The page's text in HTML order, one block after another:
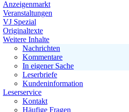
Anzeigenmarkt
Veranstaltungen
VJ Spezial
Originaltexte
Weitere Inhalte
Nachrichten
Kommentare
In eigener Sache
Leserbriefe
Kundeninformation
Leserservice
Kontakt
Häufige Fragen